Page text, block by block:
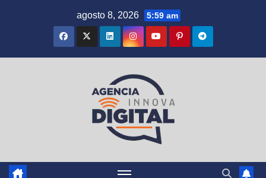
agosto 8, 2026 5:59 am